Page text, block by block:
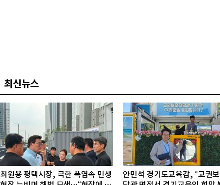
최신뉴스
최원용 평택시장, 극한 폭염속 민생
안민석 경기도교육감, “교권